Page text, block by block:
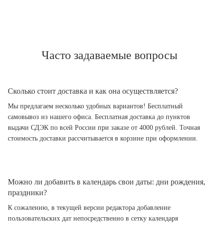
Часто задаваемые вопросы
Сколько стоит доставка и как она осуществляется?
Мы предлагаем несколько удобных вариантов! Бесплатный
самовывоз из нашего офиса. Бесплатная доставка до пунктов
выдачи СДЭК по всей России при заказе от 4000 рублей. Точная
стоимость доставки рассчитывается в корзине при оформлении.
Можно ли добавить в календарь свои даты: дни рождения,
праздники?
К сожалению, в текущей версии редактора добавление
пользовательских дат непосредственно в сетку календаря